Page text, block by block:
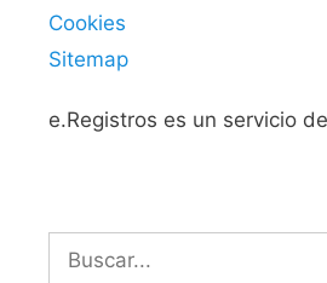
Cookies
Sitemap
e.Registros es un servicio